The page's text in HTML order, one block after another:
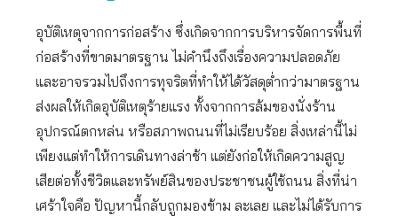
อุบัติเหตุจากการก่อสร้าง ซึ่งเกิดจากการบริหารจัดการพื้นที่
ก่อสร้างที่ขาดมาตรฐาน ไม่คำนึงถึงเรื่องความปลอดภัย
และอาจรวมไปถึงการทุจริตที่ทำให้ได้วัสดุต่ำกว่ามาตรฐาน
ส่งผลให้เกิดอุบัติเหตุร้ายแรง ทั้งจากการล้มของนั่งร้าน
อุปกรณ์ตกหล่น หรือสภาพถนนที่ไม่เรียบร้อย สิ่งเหล่านี้ไม่
เพียงแต่ทำให้การเดินทางล่าช้า แต่ยังก่อให้เกิดความสูญ
เสียต่อทั้งชีวิตและทรัพย์สินของประชาชนผู้ใช้ถนน สิ่งที่น่า
เศร้าใจคือ ปัญหานี้กลับถูกมองข้าม ละเลย และไม่ได้รับการ